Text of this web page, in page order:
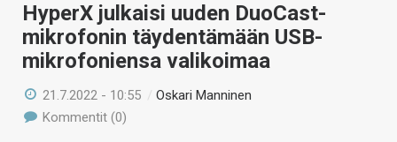
HyperX julkaisi uuden DuoCast-
mikrofonin täydentämään USB-
mikrofoniensa valikoimaa
21.7.2022 - 10:55 /Oskari Manninen
Kommentit (0)